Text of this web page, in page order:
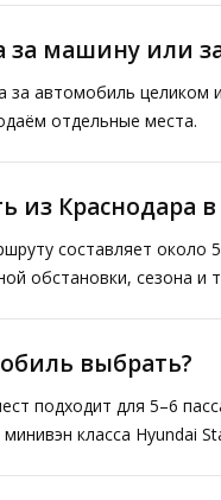
за машину или
за автомобиль
отдельные места.
из Краснодара
составляет
обстановки, сезона и
выбрать?
подходит для 5–6
класса Hyundai